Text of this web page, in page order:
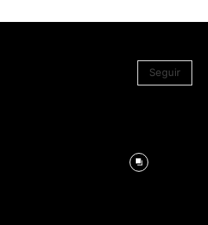
Seguir